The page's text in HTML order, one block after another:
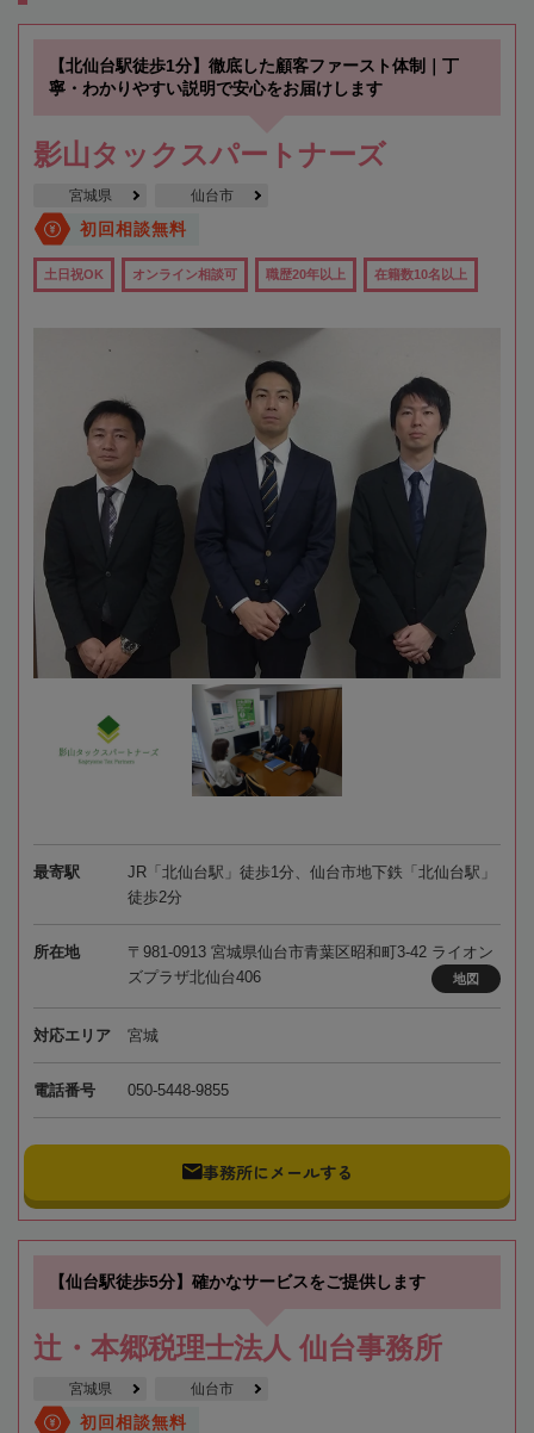
【北仙台駅徒歩1分】徹底した顧客ファースト体制｜丁
寧・わかりやすい説明で安心をお届けします
影山タックスパートナーズ
宮城県 仙台市
初回相談無料
土日祝OK オンライン相談可 職歴20年以上 在籍数10名以上
最寄駅
JR「北仙台駅」徒歩1分、仙台市地下鉄「北仙台駅」
徒歩2分
所在地
〒981-0913 宮城県仙台市青葉区昭和町3-42 ライオン
ズプラザ北仙台406
地図
対応エリア 宮城
電話番号 050-5448-9855
事務所にメールする
【仙台駅徒歩5分】確かなサービスをご提供します
辻・本郷税理士法人 仙台事務所
宮城県 仙台市
初回相談無料